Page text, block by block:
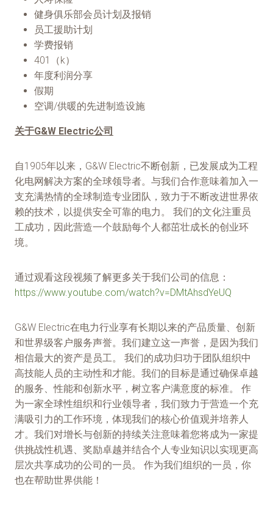
健身俱乐部会员计划及报销
员工援助计划
学费报销
401（k）
年度利润分享
假期
空调/供暖的先进制造设施
关于G&W Electric公司
自1905年以来，G&W Electric不断创新，已发展成为工程
化电网解决方案的全球领导者。与我们合作意味着加入一
支充满热情的全球制造专业团队，致力于不断改进世界依
赖的技术，以提供安全可靠的电力。 我们的文化注重员
工成功，因此营造一个鼓励每个人都茁壮成长的创业环
境。
通过观看这段视频了解更多关于我们公司的信息：
https://www.youtube.com/watch?v=DMtAhsdYeUQ
G&W Electric在电力行业享有长期以来的产品质量、创新
和世界级客户服务声誉。我们建立这一声誉，是因为我们
相信最大的资产是员工。 我们的成功归功于团队组织中
高技能人员的主动性和才能。我们的目标是通过确保卓越
的服务、性能和创新水平，树立客户满意度的标准。 作
为一家全球性组织和行业领导者，我们致力于营造一个充
满吸引力的工作环境，体现我们的核心价值观并培养人
才。我们对增长与创新的持续关注意味着您将成为一家提
供挑战性机遇、奖励卓越并结合个人专业知识以实现更高
层次共享成功的公司的一员。 作为我们组织的一员，你
也在帮助世界供能！